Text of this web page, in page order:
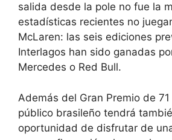
salida desde la pole no fue la
estadísticas recientes no
McLaren: las seis ediciones
Interlagos han sido ganadas
Mercedes o Red Bull.
Además del Gran Premio de
público brasileño tendrá
oportunidad de disfrutar de